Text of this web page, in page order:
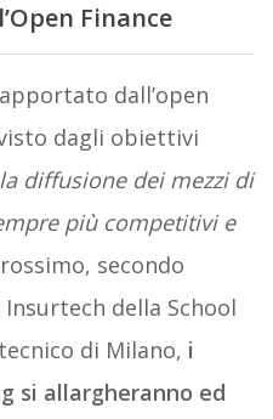
Finance
dall’open
dagli obiettivi
diffusione dei mezzi di
più competitivi e
secondo
della School
di Milano, i
si allargheranno ed